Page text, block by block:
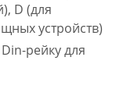
D (для
устройств)
рейку для